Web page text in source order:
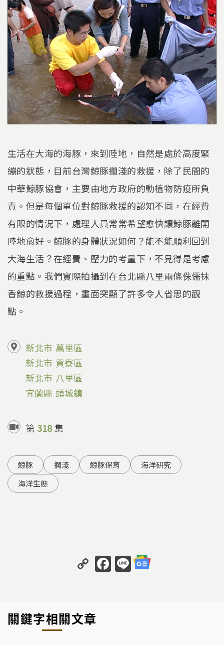
生活在大海的海豚，來到陸地，自然是處於高度緊
繃的狀態，目前台灣鯨豚擱淺的救援，除了民間的
中華鯨豚協會，主要由地方政府的動植物防疫所負
責。但是每個單位對鯨豚救援的認知不同，在經費
有限的情況下，處理人員常常希望愈快讓鯨豚離開
陸地愈好。鯨豚的身體狀況如何？能不能順利回到
大海生活？在經費、壓力的考量下，不見得是考慮
的重點。我們實際拍攝到在台北縣八里兩條侏儒抹
香鯨的救援過程，畫面突顯了許多令人省思的觀
點。
新北市 萬里區
新北市 貢寮區
新北市 八里區
宜蘭縣 頭城鎮
第 318集
鯨豚 擱淺 鯨豚保育
海洋研究
海洋生態
C
o
y
Li
F
a
Li
n
關鍵字相關文章